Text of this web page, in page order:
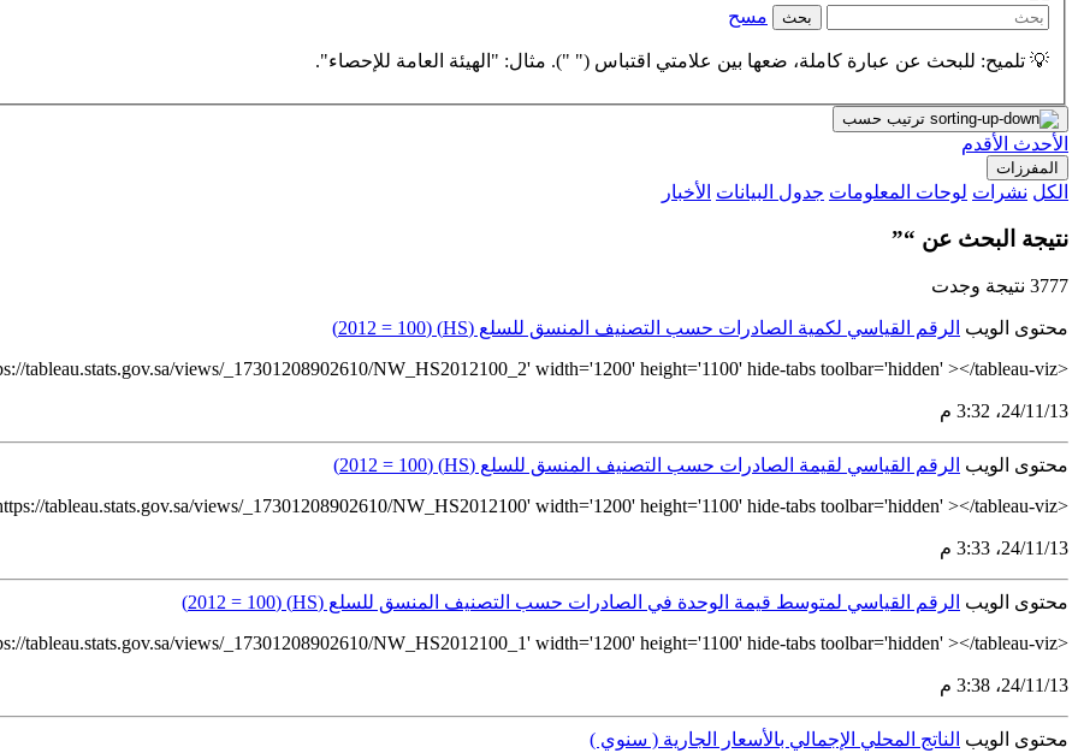
بحث مسح
💡 تلميح: للبحث عن عبارة كاملة، ضعها بين علامتي اقتباس (" "). مثال: "الهيئة العامة للإحصاء".
ترتيب حسب
الأحدث الأقدم
المفرزات
الكل نشرات لوحات المعلومات جدول البيانات الأخبار
نتيجة البحث عن “”
3777 نتيجة وجدت
محتوى الويب الرقم القياسي لكمية الصادرات حسب التصنيف المنسق للسلع (HS) (2012 = 100)
<tableau-viz id='tableau-viz' src='https://tableau.stats.gov.sa/views/_17301208902610/NW_HS2012100_2' width='1200' height='1100' hide-tabs toolbar='hidden' ></tableau-viz>
13‏/11‏/24، 3:32 م
محتوى الويب الرقم القياسي لقيمة الصادرات حسب التصنيف المنسق للسلع (HS) (2012 = 100)
<tableau-viz id='tableau-viz' src='https://tableau.stats.gov.sa/views/_17301208902610/NW_HS2012100' width='1200' height='1100' hide-tabs toolbar='hidden' ></tableau-viz>
13‏/11‏/24، 3:33 م
محتوى الويب الرقم القياسي لمتوسط قيمة الوحدة في الصادرات حسب التصنيف المنسق للسلع (HS) (2012 = 100)
<tableau-viz id='tableau-viz' src='https://tableau.stats.gov.sa/views/_17301208902610/NW_HS2012100_1' width='1200' height='1100' hide-tabs toolbar='hidden' ></tableau-viz>
13‏/11‏/24، 3:38 م
محتوى الويب الناتج المحلي الإجمالي بالأسعار الجارية ( سنوي )